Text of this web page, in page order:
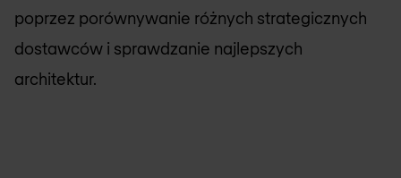
poprzez porównywanie różnych strategicznych
dostawców i sprawdzanie najlepszych
architektur.